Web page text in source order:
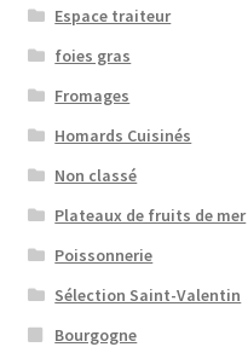
Espace traiteur
foies gras
Fromages
Homards Cuisinés
Non classé
Plateaux de fruits de mer
Poissonnerie
Sélection Saint-Valentin
Bourgogne